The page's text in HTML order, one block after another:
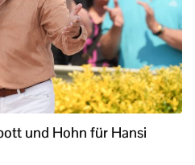
und Hohn für Hansi